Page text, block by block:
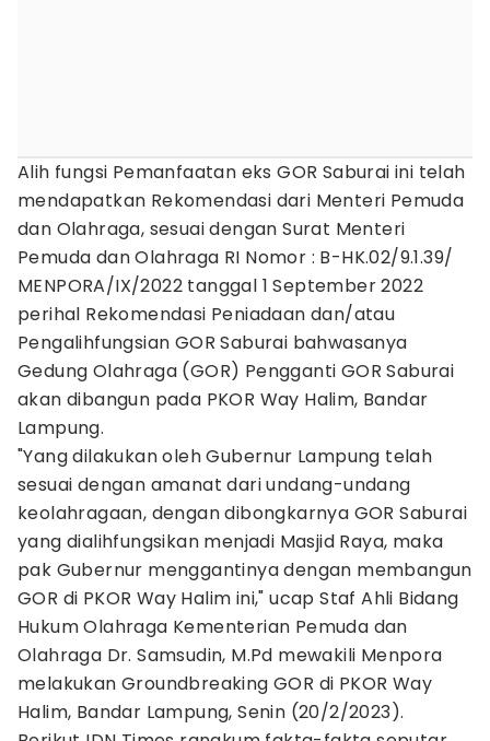
Alih fungsi Pemanfaatan eks GOR Saburai ini telah
mendapatkan Rekomendasi dari Menteri Pemuda
dan Olahraga, sesuai dengan Surat Menteri
Pemuda dan Olahraga RI Nomor : B-HK.02/9.1.39/
MENPORA/IX/2022 tanggal 1 September 2022
perihal Rekomendasi Peniadaan dan/atau
Pengalihfungsian GOR Saburai bahwasanya
Gedung Olahraga (GOR) Pengganti GOR Saburai
akan dibangun pada PKOR Way Halim, Bandar
Lampung.
"Yang dilakukan oleh Gubernur Lampung telah
sesuai dengan amanat dari undang-undang
keolahragaan, dengan dibongkarnya GOR Saburai
yang dialihfungsikan menjadi Masjid Raya, maka
pak Gubernur menggantinya dengan membangun
GOR di PKOR Way Halim ini," ucap Staf Ahli Bidang
Hukum Olahraga Kementerian Pemuda dan
Olahraga Dr. Samsudin, M.Pd mewakili Menpora
melakukan Groundbreaking GOR di PKOR Way
Halim, Bandar Lampung, Senin (20/2/2023).